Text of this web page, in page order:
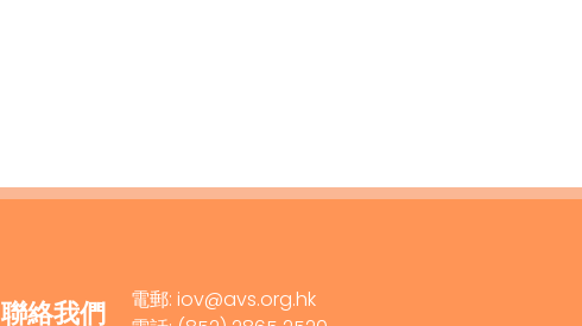
聯絡我們
電郵: iov@avs.org.hk